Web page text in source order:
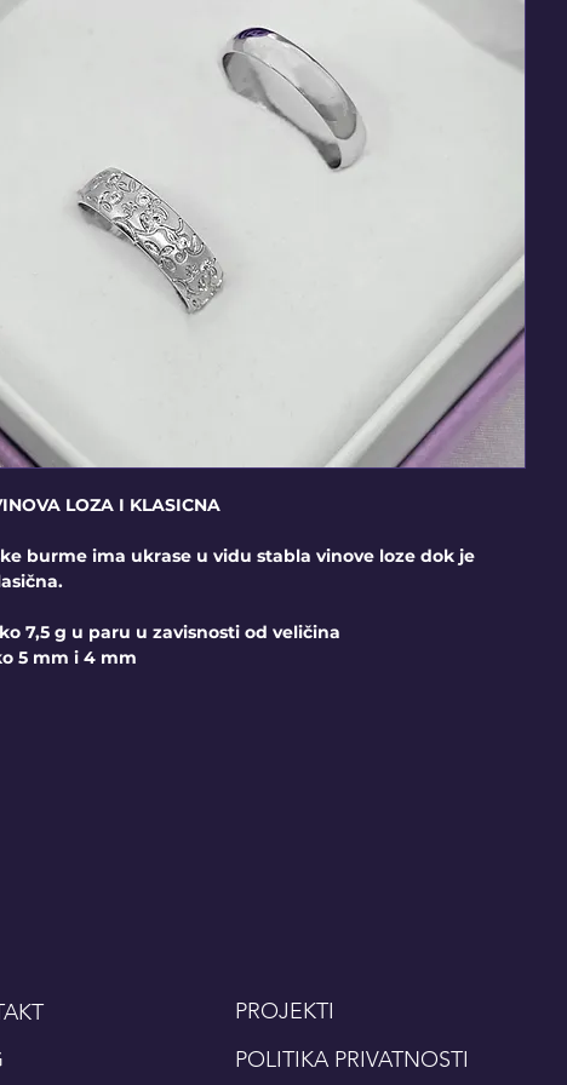
LOZA I KLASICNA
burme ima ukrase u vidu stabla vinove loze dok je
7,5 g u paru u zavisnosti od veličina
5 mm i 4 mm
PROJEKTI
POLITIKA PRIVATNOSTI